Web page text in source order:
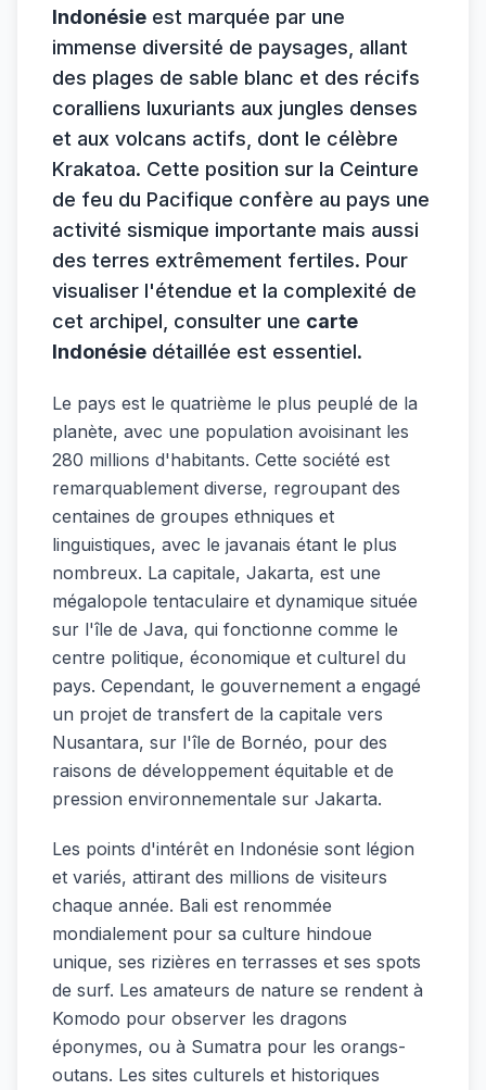
Indonésie est marquée par une
immense diversité de paysages, allant
des plages de sable blanc et des récifs
coralliens luxuriants aux jungles denses
et aux volcans actifs, dont le célèbre
Krakatoa. Cette position sur la Ceinture
de feu du Pacifique confère au pays une
activité sismique importante mais aussi
des terres extrêmement fertiles. Pour
visualiser l'étendue et la complexité de
cet archipel, consulter une carte
Indonésie détaillée est essentiel.
Le pays est le quatrième le plus peuplé de la
planète, avec une population avoisinant les
280 millions d'habitants. Cette société est
remarquablement diverse, regroupant des
centaines de groupes ethniques et
linguistiques, avec le javanais étant le plus
nombreux. La capitale, Jakarta, est une
mégalopole tentaculaire et dynamique située
sur l'île de Java, qui fonctionne comme le
centre politique, économique et culturel du
pays. Cependant, le gouvernement a engagé
un projet de transfert de la capitale vers
Nusantara, sur l'île de Bornéo, pour des
raisons de développement équitable et de
pression environnementale sur Jakarta.
Les points d'intérêt en Indonésie sont légion
et variés, attirant des millions de visiteurs
chaque année. Bali est renommée
mondialement pour sa culture hindoue
unique, ses rizières en terrasses et ses spots
de surf. Les amateurs de nature se rendent à
Komodo pour observer les dragons
éponymes, ou à Sumatra pour les orangs-
outans. Les sites culturels et historiques